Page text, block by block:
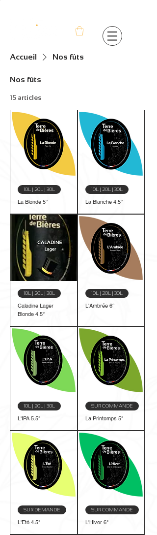
Accueil Nos fûts
Nos fûts
15 articles
10L | 20L | 30L
La Blonde 5°
10L | 20L | 30L
La Blanche 4.5°
10L | 20L | 30L
Caladine Lager
Blonde 4.5°
10L | 20L | 30L
L'Ambrée 6°
10L | 20L | 30L
L'IPA 5.5°
SUR COMMANDE
La Printemps 5°
SUR DEMANDE
L'Eté 4.5°
SUR COMMANDE
L'Hiver 6°